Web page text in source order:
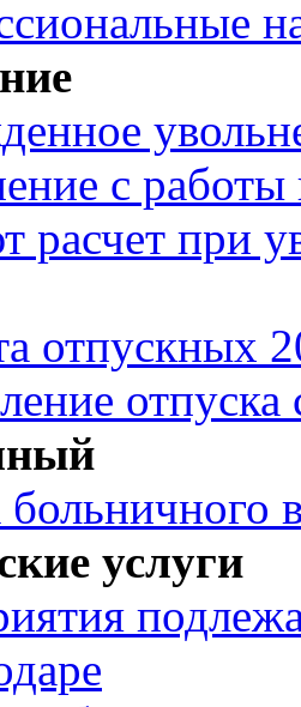
с
расчет при
отпускных
больничного
услуги